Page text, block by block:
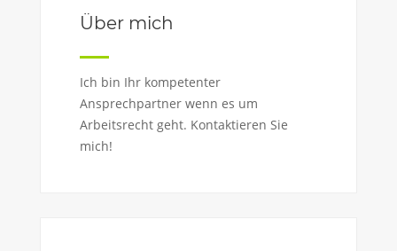
Über mich
Ich bin Ihr kompetenter
Ansprechpartner wenn es um
Arbeitsrecht geht. Kontaktieren Sie
mich!